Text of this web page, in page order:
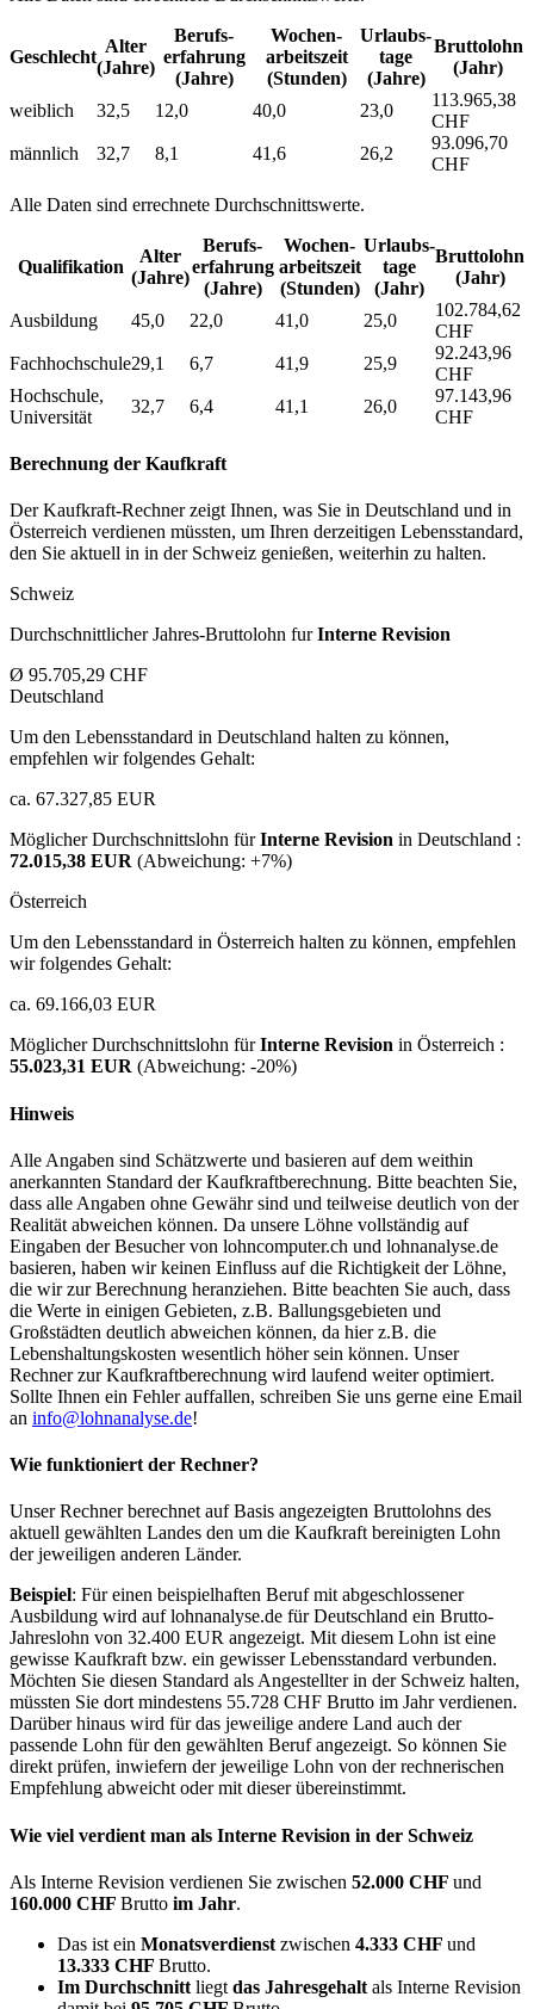
Geschlecht
Alter
(Jahre)
Berufs­
erfahrung
(Jahre)
Wochen­
arbeitszeit
(Stunden)
Urlaubs­
tage
(Jahre)
Bruttolohn
(Jahr)
weiblich 32,5 12,0 40,0 23,0
113.965,38
CHF
männlich
32,7 8,1 41,6 26,2
93.096,70
CHF
Alle Daten sind errechnete Durchschnittswerte.
Qualifikation
Alter
(Jahre)
Berufs­
erfahrung
(Jahre)
Wochen­
arbeitszeit
(Stunden)
Urlaubs­
tage
(Jahr)
Bruttolohn
(Jahr)
Ausbildung 45,0 22,0 41,0 25,0
102.784,62
CHF
Fachhochschule29,1 6,7 41,9 25,9
92.243,96
CHF
Hochschule,
Universität
32,7 6,4 41,1 26,0
97.143,96
CHF
Berechnung der Kaufkraft
Der Kaufkraft-Rechner zeigt Ihnen, was Sie in Deutschland und in
Österreich verdienen müssten, um Ihren derzeitigen Lebensstandard,
den Sie aktuell in in der Schweiz genießen, weiterhin zu halten.
Schweiz
Durchschnittlicher Jahres-Bruttolohn furInterne Revision
Ø 95.705,29 CHF
Deutschland
Um den Lebensstandard in Deutschland halten zu können,
empfehlen wir folgendes Gehalt:
ca. 67.327,85 EUR
Möglicher Durchschnittslohn fürInterne Revision in Deutschland :
72.015,38 EUR (Abweichung: +7%)
Österreich
Um den Lebensstandard in Österreich halten zu können, empfehlen
wir folgendes Gehalt:
ca. 69.166,03 EUR
Möglicher Durchschnittslohn fürInterne Revision in Österreich :
55.023,31 EUR (Abweichung: -20%)
Hinweis
Alle Angaben sind Schätzwerte und basieren auf dem weithin
anerkannten Standard der Kaufkraftberechnung. Bitte beachten Sie,
dass alle Angaben ohne Gewähr sind und teilweise deutlich von der
Realität abweichen können. Da unsere Löhne vollständig auf
Eingaben der Besucher von lohncomputer.ch und lohnanalyse.de
basieren, haben wir keinen Einfluss auf die Richtigkeit der Löhne,
die wir zur Berechnung heranziehen. Bitte beachten Sie auch, dass
die Werte in einigen Gebieten, z.B. Ballungsgebieten und
Großstädten deutlich abweichen können, da hier z.B. die
Lebenshaltungskosten wesentlich höher sein können. Unser
Rechner zur Kaufkraftberechnung wird laufend weiter optimiert.
Sollte Ihnen ein Fehler auffallen, schreiben Sie uns gerne eine Email
an info@lohnanalyse.de!
Wie funktioniert der Rechner?
Unser Rechner berechnet auf Basis angezeigten Bruttolohns des
aktuell gewählten Landes den um die Kaufkraft bereinigten Lohn
der jeweiligen anderen Länder.
Beispiel: Für einen beispielhaften Beruf mit abgeschlossener
Ausbildung wird auf lohnanalyse.de für Deutschland ein Brutto-
Jahreslohn von 32.400 EUR angezeigt. Mit diesem Lohn ist eine
gewisse Kaufkraft bzw. ein gewisser Lebensstandard verbunden.
Möchten Sie diesen Standard als Angestellter in der Schweiz halten,
müssten Sie dort mindestens 55.728 CHF Brutto im Jahr verdienen.
Darüber hinaus wird für das jeweilige andere Land auch der
passende Lohn für den gewählten Beruf angezeigt. So können Sie
direkt prüfen, inwiefern der jeweilige Lohn von der rechnerischen
Empfehlung abweicht oder mit dieser übereinstimmt.
Wie viel verdient man als Interne Revision in der Schweiz
Als Interne Revision verdienen Sie zwischen 52.000 CHF und
160.000 CHF Brutto im Jahr.
Das ist ein Monatsverdienst zwischen 4.333 CHF und
13.333 CHF Brutto.
Im Durchschnitt liegt das Jahresgehalt als Interne Revision